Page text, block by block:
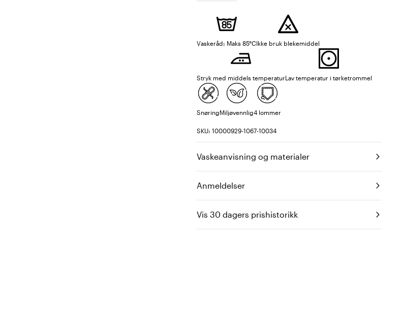
Vaskeråd: Maks 85°CIkke bruk blekemiddel
Stryk med middels temperaturLav temperatur i tørketrommel
SnøringMiljøvennlig4 lommer
SKU: 10000929-1067-10034
Vaskeanvisning og materialer
Anmeldelser
Vis 30 dagers prishistorikk